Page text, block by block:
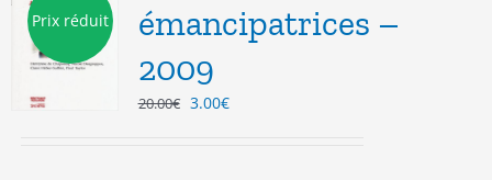
Prix réduit
émancipatrices –
2009
20.00€ Le
3.00€Le